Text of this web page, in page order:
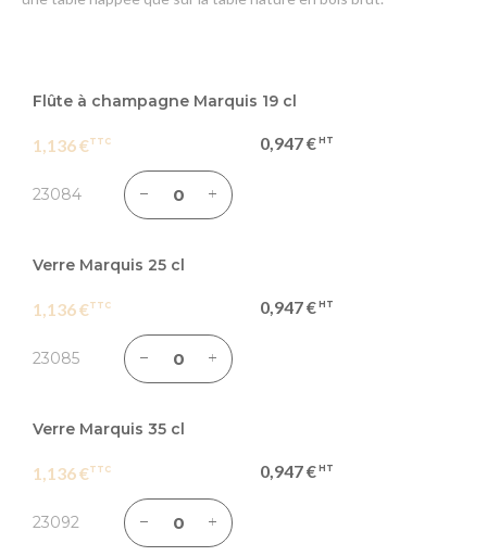
du
groupé
Flûte à champagne Marquis 19 cl
1,136 € 0,947 €
23084
Verre Marquis 25 cl
1,136 € 0,947 €
23085
Verre Marquis 35 cl
1,136 € 0,947 €
23092